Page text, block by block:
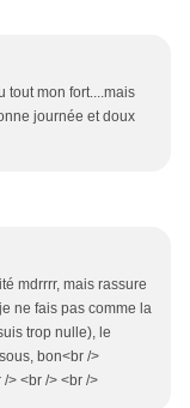
tout mon fort....mais
journée et doux
mdrrrr, mais rassure
ne fais pas comme la
trop nulle), le
bon<br />
> <br /> <br />